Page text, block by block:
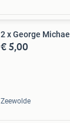
2 x George Michael
€ 5,00
Zeewolde